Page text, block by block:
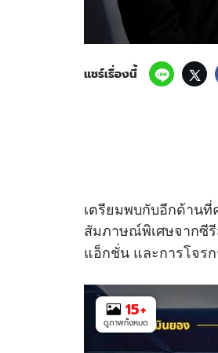
แชร์เรื่องนี้
เตรียมพบกับอีกด้าน
สัมภาษณ์พิเศษจากซี
แอ็กชั่น และการโจร
15+
ดูภาพทั้งหมด